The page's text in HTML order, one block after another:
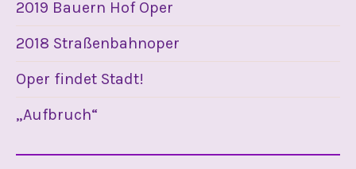
2019 Bauern Hof Oper
2018 Straßenbahnoper
Oper findet Stadt!
„Aufbruch“